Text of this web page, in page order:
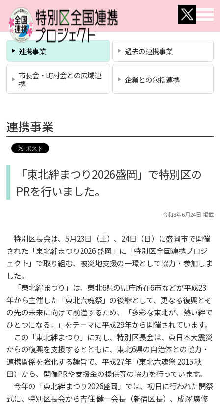
連携事業
「東北絆まつり2026盛岡」で特別区の
PRを行いました。
令和8年6月24日 掲載
特別区長会は、5月23日（土）、24日（日）に盛岡市で開催
された「東北絆まつり2026 盛岡」に「特別区全国連携プロジ
ェクト」で取り組む、被災地支援の一環として協力・参加しま
した。
「東北絆まつり」は、東北6県の県庁所在6市などが平成23
年から主催した「東北六魂祭」の後継として、更なる復興とそ
の先の未来に向けて前進するため、「多彩な東北が、熱い絆で
ひとつになる。」をテーマに平成29年から開催されています。
この「東北絆まつり」に対し、特別区長会は、東日本大震災
からの復興を支援するとともに、東北6県の自治体との協力・
連携関係を強化する趣旨で、平成27年（東北六魂祭 2015 秋
田）から、開催PRや支援金の提供等の協力を行っています。
今年の「東北絆まつり2026盛岡」では、初日に行われた開祭
式に、特別区長会から吉住 健一会長（新宿区長）、成澤 廣修
連携事業 過去の連携事業
市長会・町村会との広域連
携
企業との包括連携